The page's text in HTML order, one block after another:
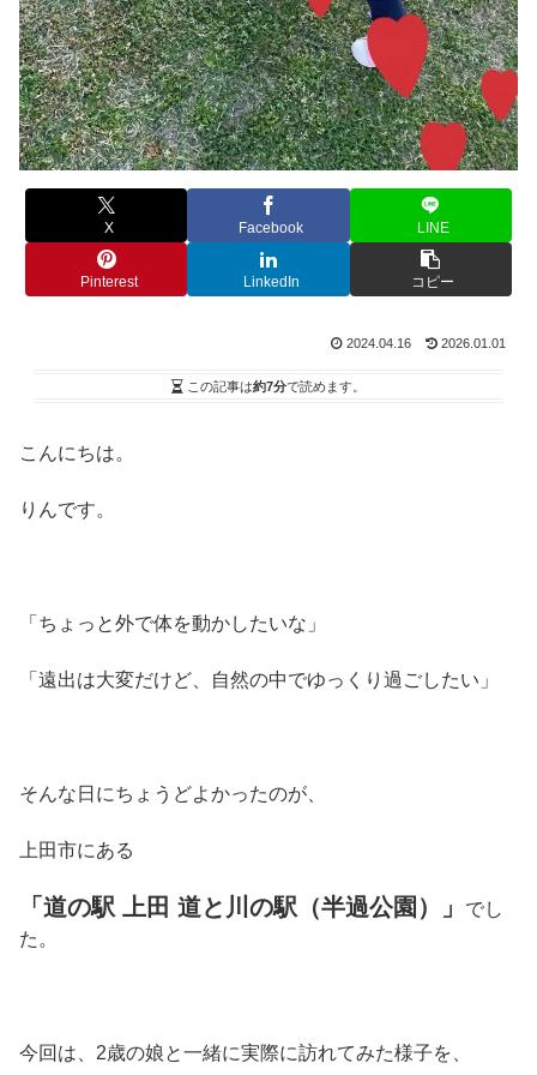
X Facebook LINE
Pinterest LinkedIn コピー
2024.04.16 2026.01.01
この記事は約7分で読めます。
こんにちは。
りんです。
「ちょっと外で体を動かしたいな」
「遠出は大変だけど、自然の中でゆっくり過ごしたい」
そんな日にちょうどよかったのが、
上田市にある
「道の駅 上田 道と川の駅（半過公園）」
でし
た。
今回は、2歳の娘と一緒に実際に訪れてみた様子を、